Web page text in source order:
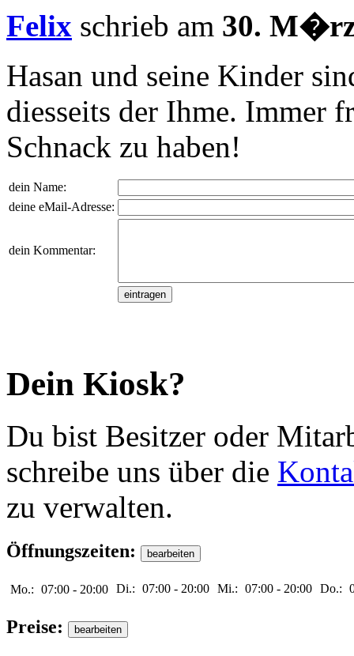
Felix schrieb am 30.
Hasan und seine Kinder
diesseits der Ihme. Immer
Schnack zu haben!
dein Name:
deine eMail-Adresse:
dein Kommentar:
Dein Kiosk?
Du bist Besitzer oder
schreibe uns über die
zu verwalten.
Öffnungszeiten:
Mo.: 07:00 - 20:00 Di.: 07:00 - 20:00 Mi.: 07:00 - 20:00 Do.:
Preise: